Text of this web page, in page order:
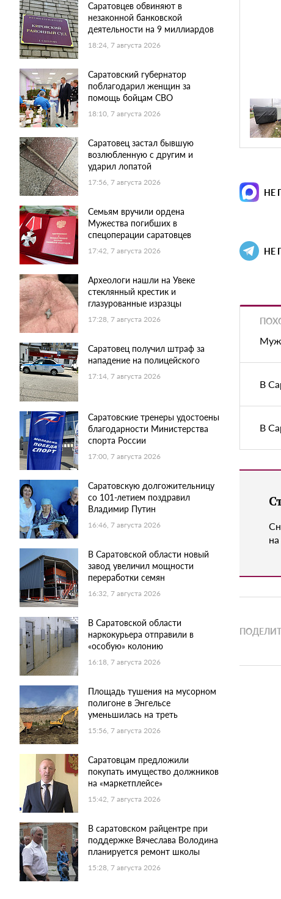
Саратовцев обвиняют в
незаконной банковской
деятельности на 9 миллиардов
18:24, 7 августа 2026
Саратовский губернатор
поблагодарил женщин за
помощь бойцам СВО
18:10, 7 августа 2026
Саратовец застал бывшую
возлюбленную с другим и
ударил лопатой
17:56, 7 августа 2026
Семьям вручили ордена
Мужества погибших в
спецоперации саратовцев
17:42, 7 августа 2026
Археологи нашли на Увеке
стеклянный крестик и
глазурованные изразцы
17:28, 7 августа 2026
Саратовец получил штраф за
нападение на полицейского
17:14, 7 августа 2026
Саратовские тренеры удостоены
благодарности Министерства
спорта России
17:00, 7 августа 2026
Саратовскую долгожительницу
со 101-летием поздравил
Владимир Путин
16:46, 7 августа 2026
В Саратовской области новый
завод увеличил мощности
переработки семян
16:32, 7 августа 2026
В Саратовской области
наркокурьера отправили в
«особую» колонию
16:18, 7 августа 2026
Площадь тушения на мусорном
полигоне в Энгельсе
уменьшилась на треть
15:56, 7 августа 2026
Саратовцам предложили
покупать имущество должников
на «маркетплейсе»
15:42, 7 августа 2026
В саратовском райцентре при
поддержке Вячеслава Володина
планируется ремонт школы
15:28, 7 августа 2026
НЕ
НЕ
В
В